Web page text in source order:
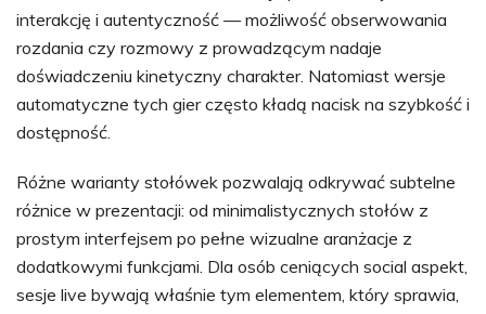
interakcję i autentyczność — możliwość obserwowania
rozdania czy rozmowy z prowadzącym nadaje
doświadczeniu kinetyczny charakter. Natomiast wersje
automatyczne tych gier często kładą nacisk na szybkość i
dostępność.
Różne warianty stołówek pozwalają odkrywać subtelne
różnice w prezentacji: od minimalistycznych stołów z
prostym interfejsem po pełne wizualne aranżacje z
dodatkowymi funkcjami. Dla osób ceniących social aspekt,
sesje live bywają właśnie tym elementem, który sprawia,